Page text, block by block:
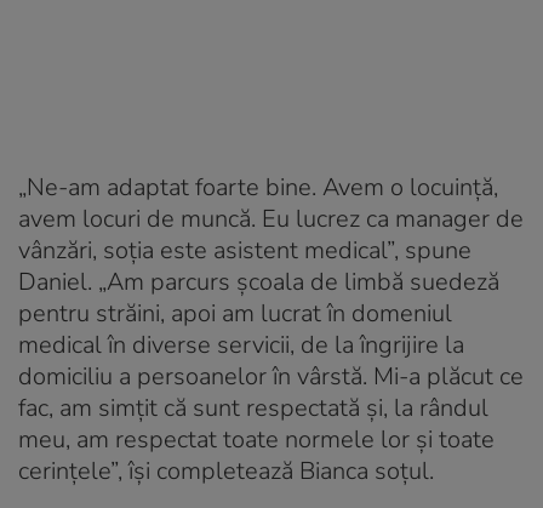
„Ne-am adaptat foarte bine. Avem o locuință,
avem locuri de muncă. Eu lucrez ca manager de
vânzări, soția este asistent medical”, spune
Daniel. „Am parcurs școala de limbă suedeză
pentru străini, apoi am lucrat în domeniul
medical în diverse servicii, de la îngrijire la
domiciliu a persoanelor în vârstă. Mi-a plăcut ce
fac, am simțit că sunt respectată și, la rândul
meu, am respectat toate normele lor și toate
cerințele”, își completează Bianca soțul.